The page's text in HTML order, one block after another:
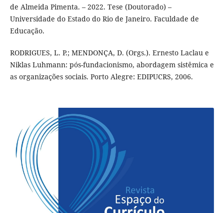
de Almeida Pimenta. – 2022. Tese (Doutorado) –
Universidade do Estado do Rio de Janeiro. Faculdade de
Educação.
RODRIGUES, L. P.; MENDONÇA, D. (Orgs.). Ernesto Laclau e
Niklas Luhmann: pós-fundacionismo, abordagem sistêmica e
as organizações sociais. Porto Alegre: EDIPUCRS, 2006.